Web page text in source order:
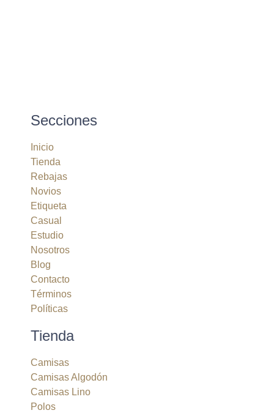
Secciones
Inicio
Tienda
Rebajas
Novios
Etiqueta
Casual
Estudio
Nosotros
Blog
Contacto
Términos
Políticas
Tienda
Camisas
Camisas Algodón
Camisas Lino
Polos